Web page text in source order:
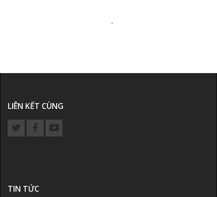
.
LIÊN KẾT CÙNG
TIN TỨC